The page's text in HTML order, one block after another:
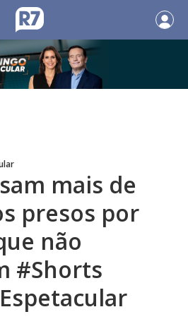
mais de
presos por
não
#Shorts